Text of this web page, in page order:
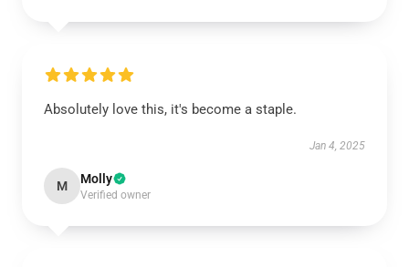
Absolutely love this, it's become a staple.
Jan 4, 2025
M Molly
Verified owner